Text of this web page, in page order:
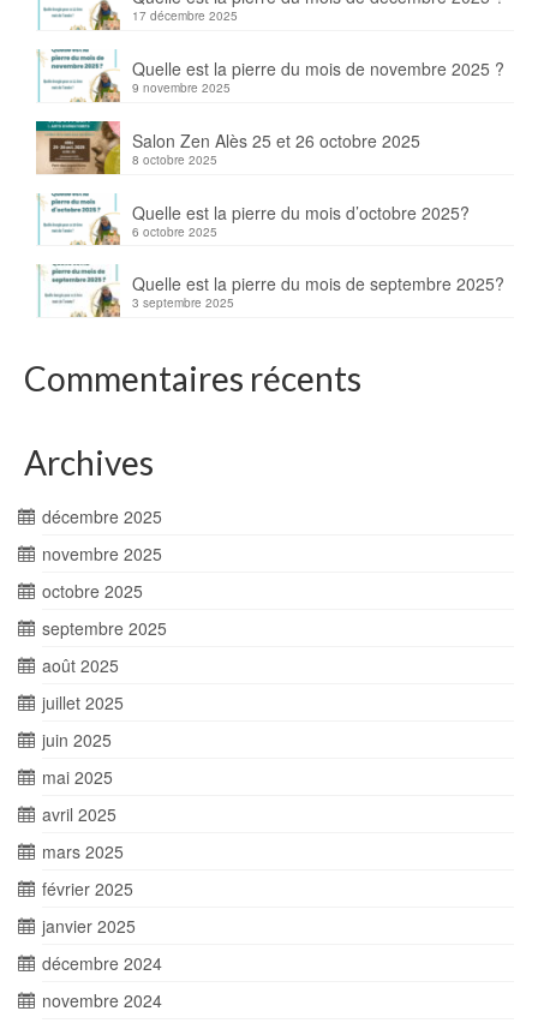
17 décembre 2025
Quelle est la pierre du mois de novembre 2025 ?
9 novembre 2025
Salon Zen Alès 25 et 26 octobre 2025
8 octobre 2025
Quelle est la pierre du mois d’octobre 2025?
6 octobre 2025
Quelle est la pierre du mois de septembre 2025?
3 septembre 2025
Commentaires récents
Archives
décembre 2025
novembre 2025
octobre 2025
septembre 2025
août 2025
juillet 2025
juin 2025
mai 2025
avril 2025
mars 2025
février 2025
janvier 2025
décembre 2024
novembre 2024